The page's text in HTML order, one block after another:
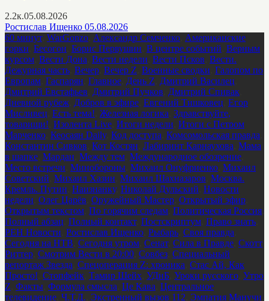
2.2к.05.08.2026
Ростислав Ищенко 05.08.2026
60 минут, WarGonzo Александр Семченко Американские
горки Бесогон Борис Первушин В центре событий Верным
курсом Вести Дона Вести недели Вести Псков Вести.
Дежурная часть Вечер Вечер Z Военные сводки Галопом по
Европам Гаспарян Главное День Z Дмитрий Василец
Дмитрий Евстафьев Дмитрий Пучков Дмитрий Спивак
Дневной рубеж Добров в эфире Евгений Тишковец Егор
Мисливец Есть тема! Железная логика Здравствуйте,
товарищи! Изолента Live Итоги недели Итоги с Петром
Марченко Кеосаян Daily, Код доступа Комсомольская правда
Константин Сивков Кот Костян Лабиринт Карнаухова Мама
в шапке Мардан Между тем Международное обозрение
Место встречи Минобороны Михаил Онуфриенко Михаил
Советский Михаил Хазин Михаил Шахназаров Москва.
Кремль. Путин Наизнанку, Николай Дульский Новости
недели Олег Царёв Оружейный Мастер Открытый эфир
Открытым текстом По горячим следам Политическая Россия
Полный абзац Полный контакт, Постскриптум Право знать
РЕН Новости Ростислав Ищенко Рыбарь Своя правда
Сегодня на НТВ Сегодня утром Сенат, Сила в Правде Скотт
Риттер Смотрим Вести в 20:00 Совбез Специальный
репортаж Звезда Спецоперация Z: хроника Стас Ай, Как
Просто! Стопфейк Тамир Шейх УДнБ Уроки русского Утро
Z Факты Формула смысла Це Кава Центральное
телевидение Ч.Т.Д. Экстренный вызов 112 Эмпатия Манучи